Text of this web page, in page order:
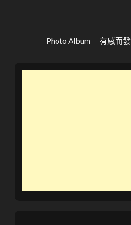
Photo Album 有感而發